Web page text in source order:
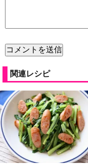
関連レシピ